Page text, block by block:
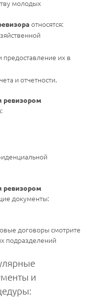
молодых
относятся:
их в
и отчетности.
ревизором
ревизором
документы:
договоры смотрите
подразделений
и